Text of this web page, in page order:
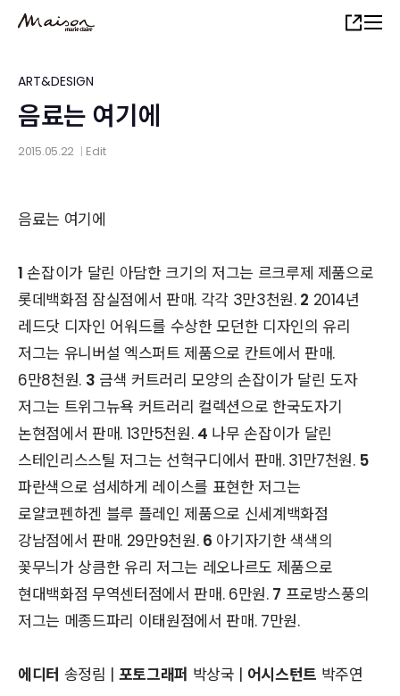
content
Share
ART&DESIGN
음료는 여기에
2015.05.22 Edit
음료는 여기에
1 손잡이가 달린 아담한 크기의 저그는 르크루제 제품으로
롯데백화점 잠실점에서 판매. 각각 3만3천원. 2 2014년
레드닷 디자인 어워드를 수상한 모던한 디자인의 유리
저그는 유니버설 엑스퍼트 제품으로 칸트에서 판매.
6만8천원. 3 금색 커트러리 모양의 손잡이가 달린 도자
저그는 트위그뉴욕 커트러리 컬렉션으로 한국도자기
논현점에서 판매. 13만5천원. 4 나무 손잡이가 달린
스테인리스스틸 저그는 선혁구디에서 판매. 31만7천원. 5
파란색으로 섬세하게 레이스를 표현한 저그는
로얄코펜하겐 블루 플레인 제품으로 신세계백화점
강남점에서 판매. 29만9천원. 6 아기자기한 색색의
꽃무늬가 상큼한 유리 저그는 레오나르도 제품으로
현대백화점 무역센터점에서 판매. 6만원. 7 프로방스풍의
저그는 메종드파리 이태원점에서 판매. 7만원.
에디터 송정림 | 포토그래퍼 박상국 | 어시스턴트 박주연